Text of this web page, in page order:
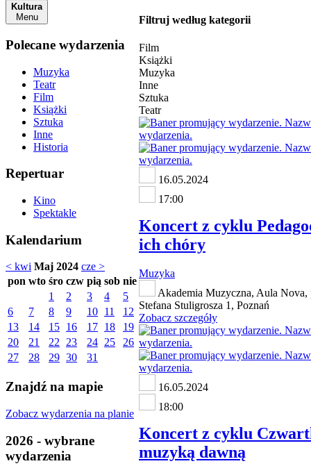
Kultura
Menu
Polecane wydarzenia
Muzyka
Teatr
Film
Książki
Sztuka
Inne
Historia
Repertuar
Kino
Spektakle
Kalendarium
< kwi Maj 2024 cze >
pon wto śro czw pią sob nie
1
2 3 4
5
6
7 8 9 10 11
12
13
14 15 16 17 18
19
20
21 22 23 24 25
26
27
28 29 30 31
Znajdź na mapie
Zobacz wydarzenia na planie
2026 - wybrane
wydarzenia
Filtruj według kategorii
Film
Książki
Muzyka
Inne
Sztuka
Teatr
16.05.2024
17:00
Koncert z cyklu
ich chóry
Muzyka
Akademia Muzyczna, Aula Nova,
Stefana Stuligrosza 1, Poznań
Zobacz szczegóły
16.05.2024
18:00
Koncert z cyklu
muzyką dawną